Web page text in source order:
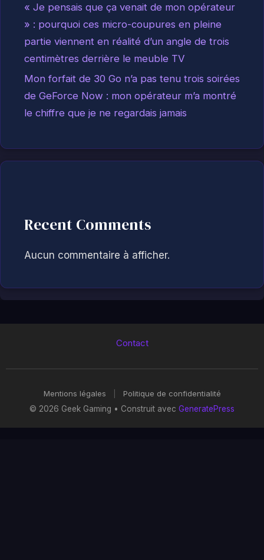
« Je pensais que ça venait de mon opérateur
» : pourquoi ces micro-coupures en pleine
partie viennent en réalité d’un angle de trois
centimètres derrière le meuble TV
Mon forfait de 30 Go n’a pas tenu trois soirées
de GeForce Now : mon opérateur m’a montré
le chiffre que je ne regardais jamais
Recent Comments
Aucun commentaire à afficher.
Contact
Mentions légales
Politique de confidentialité
© 2026 Geek Gaming • Construit avec GeneratePress